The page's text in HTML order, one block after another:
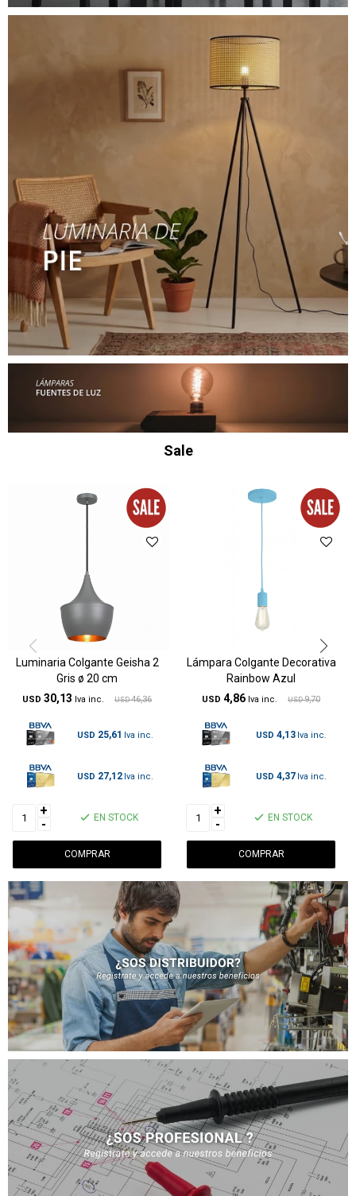
Sale
Luminaria Colgante Geisha 2
Gris ø 20 cm
USD 30,13 USD 46,36
USD 25,61
USD 27,12
+
-
EN STOCK
Lámpara Colgante Decorativa
Rainbow Azul
USD 4,86 USD 9,70
USD 4,13
USD 4,37
+
-
EN STOCK